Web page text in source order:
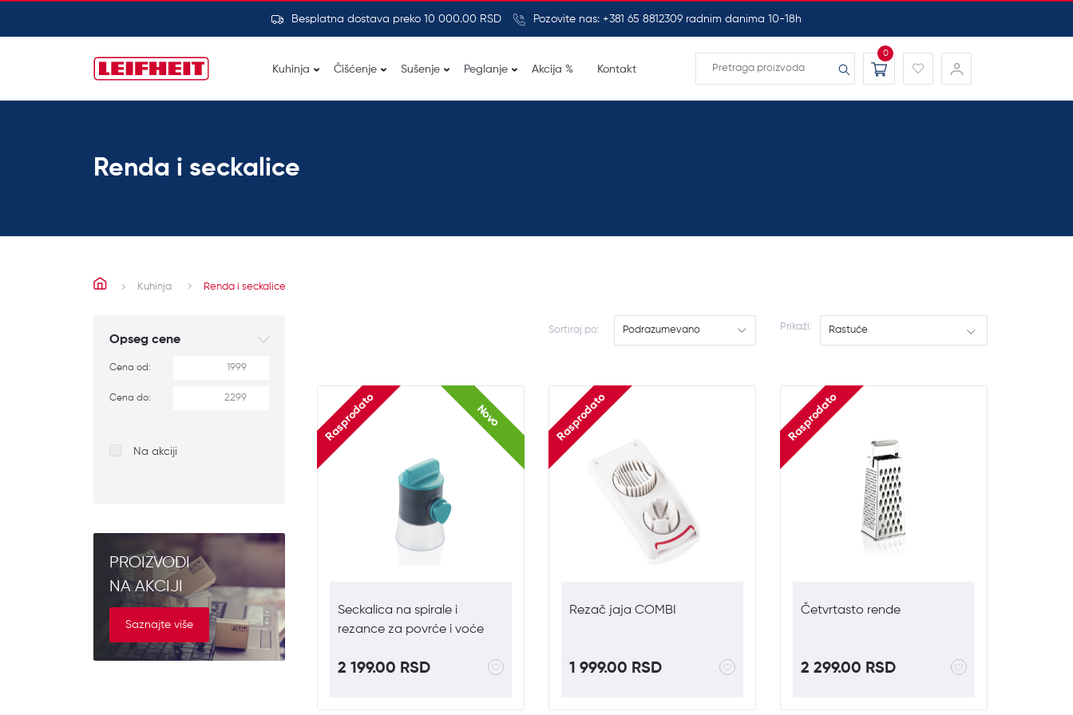
Besplatna dostava preko 10 000.00 RSD Pozovite nas: +381 65 8812309 radnim danima 10-18h
Kuhinja Čišćenje Sušenje Peglanje Akcija % Kontakt
0
Renda i seckalice
Kuhinja Renda i seckalice
Opseg cene
Cena od:
Cena do:
Na akciji
PROIZVODI
NA AKCIJI
Saznajte više
Sortiraj po: Podrazumevano Prikaži: Rastuće
Novo
Rasprodato
Seckalica na spirale i
rezance za povrće i voće
2 199.00 RSD
Rasprodato
Rezač jaja COMBI
1 999.00 RSD
Rasprodato
Četvrtasto rende
2 299.00 RSD